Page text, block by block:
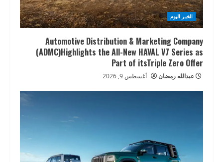
الخبر اليوم
Automotive Distribution & Marketing Company
(ADMC)Highlights the All-New HAVAL V7 Series as
Part of itsTriple Zero Offer
عبدالله رمضان أغسطس 9, 2026